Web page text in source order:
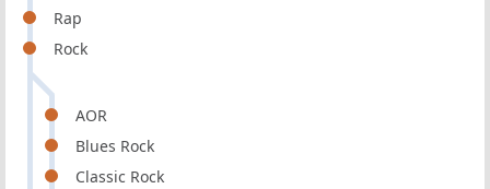
Rap
Rock
AOR
Blues Rock
Classic Rock